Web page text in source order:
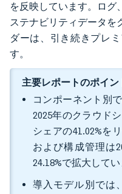
を反映しています。ログ
ステナビリティデータを
ダーは、引き続きプレ
す。
主要レポートのポイン
コンポーネント別
2025年のクラウド
シェアの41.02%を
および構成管理は
24.18%で拡大してい
導入モデル別では